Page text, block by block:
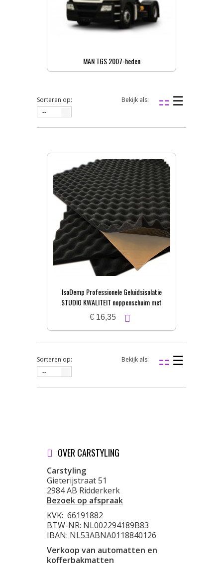
MAN TGS 2007-heden
Sorteren op:
--
Bekijk als:
IsoDemp Professionele Geluidsisolatie
STUDIO KWALITEIT noppenschuim met
zelfkl. laag | 3x50x100cm
€ 16,35
Sorteren op:
--
Bekijk als:
OVER CARSTYLING
Carstyling
Gieterijstraat 51
2984 AB Ridderkerk
Bezoek op afspraak
KVK: 66191882
BTW-NR: NL002294189B83
IBAN: NL53ABNA0118840126
Verkoop van automatten en
kofferbakmatten